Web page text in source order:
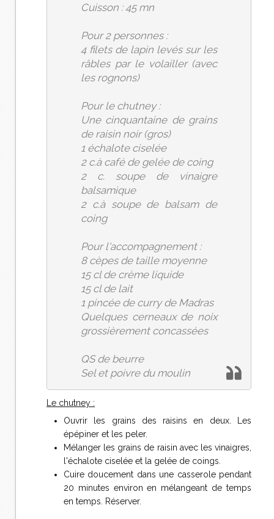
Cuisson : 45 mn
Pour 2 personnes :
4 filets de lapin levés sur les
râbles par le volailler (avec
les rognons)
Pour le chutney :
Une cinquantaine de grains
de raisin noir (gros)
1 échalote ciselée
2 c.à café de gelée de coing
2 c. soupe de vinaigre
balsamique
2 c.à soupe de balsam de
coing
Pour l'accompagnement :
8 cèpes de taille moyenne
15 cl de crème liquide
15 cl de lait
1 pincée de curry de Madras
Quelques cerneaux de noix
grossièrement concassées
QS de beurre
Sel et poivre du moulin
Le chutney :
Ouvrir les grains des raisins en deux. Les
épépiner et les peler.
Mélanger les grains de raisin avec les vinaigres,
l'échalote ciselée et la gelée de coings.
Cuire doucement dans une casserole pendant
20 minutes environ en mélangeant de temps
en temps. Réserver.